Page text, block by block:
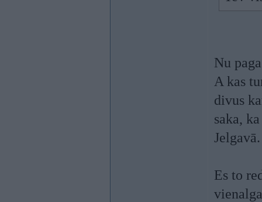
Nu
A kas
divus
saka,
Jelgavā.
Es to